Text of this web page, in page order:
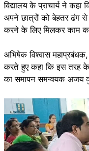
विद्यालय के प्राचार्य ने
अपने छात्रों को बेहतर ढंग
करने के लिए मिलकर काम
अभिषेक विश्वास महाप्रबंधक,
करते हुए कहा कि इस तरह के
का समापन समन्वयक अजय